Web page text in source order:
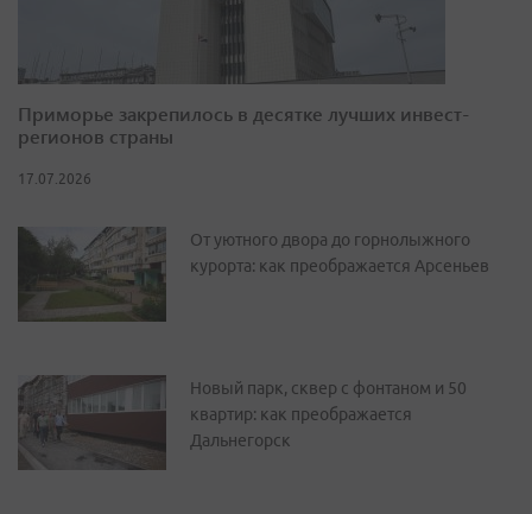
Приморье закрепилось в десятке лучших инвест-
регионов страны
17.07.2026
От уютного двора до горнолыжного
курорта: как преображается Арсеньев
Новый парк, сквер с фонтаном и 50
квартир: как преображается
Дальнегорск